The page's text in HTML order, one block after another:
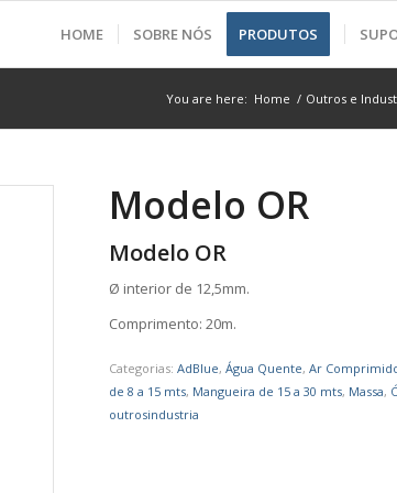
HOME SOBRE NÓS PRODUTOS
You are here: Home / Outros e
Modelo OR
Modelo OR
Ø interior de 12,5mm.
Comprimento: 20m.
Categorias: AdBlue, Água Quente, Ar
de 8 a 15 mts, Mangueira de 15 a 30 mts, Massa,
outrosindustria